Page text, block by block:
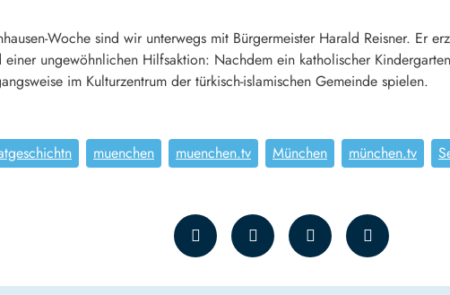
Woche sind wir unterwegs mit Bürgermeister Harald Reisner. Er
einer ungewöhnlichen Hilfsaktion: Nachdem ein katholischer
im Kulturzentrum der türkisch-islamischen Gemeinde spielen.
muenchen muenchen.tv München münchen.tv